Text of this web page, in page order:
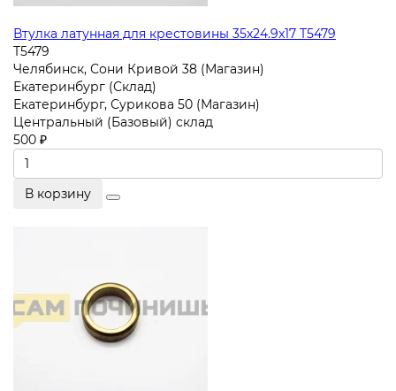
Втулка латунная для крестовины 35x24.9x17 T5479
T5479
Челябинск, Сони Кривой 38 (Магазин)
Екатеринбург (Склад)
Екатеринбург, Сурикова 50 (Магазин)
Центральный (Базовый) склад
500 ₽
В корзину